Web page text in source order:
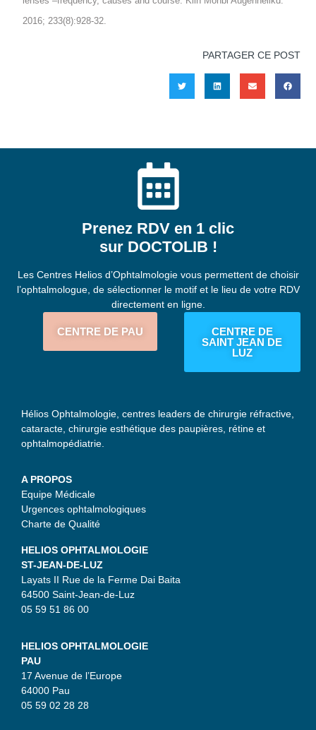
2016; 233(8):928-32.
PARTAGER CE POST
Prenez RDV en 1 clic
sur DOCTOLIB !
Les Centres Helios d’Ophtalmologie vous permettent de choisir
l’ophtalmologue, de sélectionner le motif et le lieu de votre RDV
directement en ligne.
CENTRE DE PAU
CENTRE DE
SAINT JEAN DE
LUZ
Hélios Ophtalmologie, centres leaders de chirurgie réfractive,
cataracte, chirurgie esthétique des paupières, rétine et
ophtalmopédiatrie.
A PROPOS
Equipe Médicale
Urgences ophtalmologiques
Charte de Qualité
HELIOS OPHTALMOLOGIE
ST-JEAN-DE-LUZ
Layats II Rue de la Ferme Dai Baita
64500 Saint-Jean-de-Luz
05 59 51 86 00
HELIOS OPHTALMOLOGIE
PAU
17 Avenue de l’Europe
64000 Pau
05 59 02 28 28